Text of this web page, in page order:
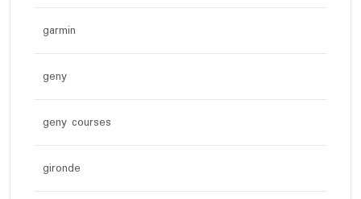
garmin
geny
geny courses
gironde